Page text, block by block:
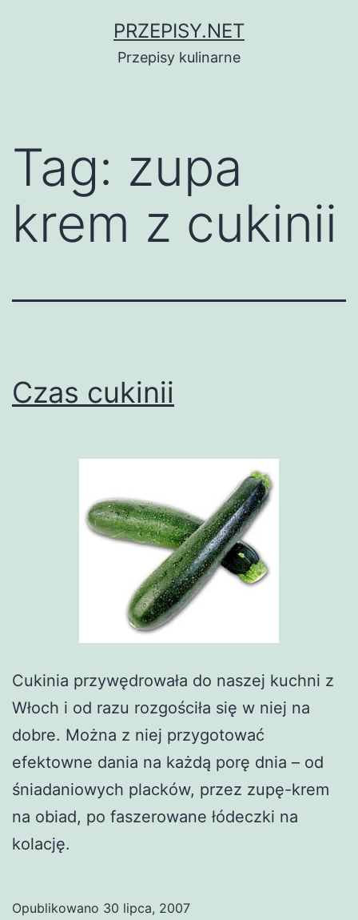
PRZEPISY.NET
Przepisy kulinarne
Tag: zupa
krem z cukinii
Czas cukinii
Cukinia przywędrowała do naszej kuchni z
Włoch i od razu rozgościła się w niej na
dobre. Można z niej przygotować
efektowne dania na każdą porę dnia – od
śniadaniowych placków, przez zupę-krem
na obiad, po faszerowane łódeczki na
kolację.
Opublikowano 30 lipca, 2007